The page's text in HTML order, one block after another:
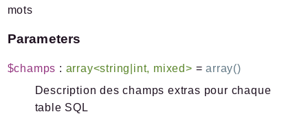
mots
Parameters
$champs : array<string|int, mixed> =array()
Description des champs extras pour chaque
table SQL